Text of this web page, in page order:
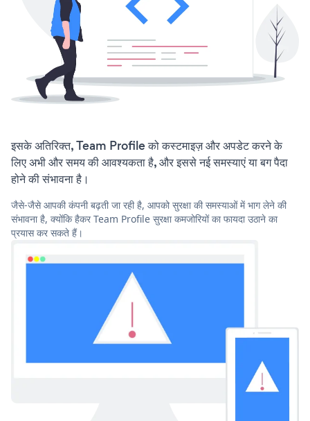
इसके अतिरिक्त, Team Profile को कस्टमाइज़ और अपडेट करने के
लिए अभी और समय की आवश्यकता है, और इससे नई समस्याएं या बग पैदा
होने की संभावना है।
जैसे-जैसे आपकी कंपनी बढ़ती जा रही है, आपको सुरक्षा की समस्याओं में भाग लेने की
संभावना है, क्योंकि हैकर Team Profile सुरक्षा कमजोरियों का फायदा उठाने का
प्रयास कर सकते हैं।